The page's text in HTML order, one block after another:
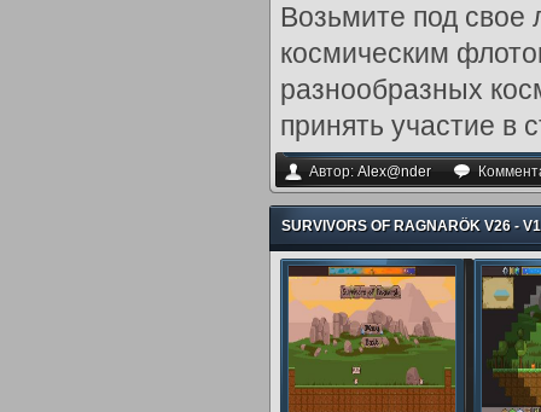
Возьмите под свое
космическим
разнообразных
принять участие в
Автор: Alex@nder
SURVIVORS OF RAGNARÖK V26 -